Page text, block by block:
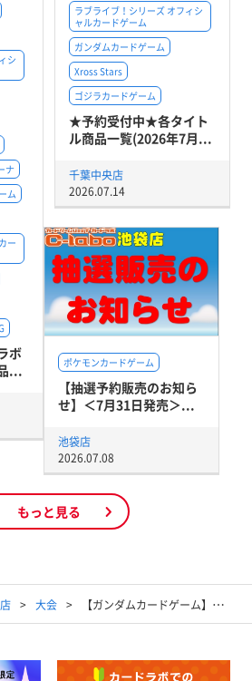
シ
ナ
ム
ー
ボ
...
ラブライブ！シリーズ オフィシ
ャルカードゲーム
ガンダムカードゲーム
Xross Stars
ゴジラカードゲーム
★予約受付中★各タイト
ル商品一覧(2026年7月...
千葉中央店
2026.07.14
ポケモンカードゲーム
【抽選予約販売のお知ら
せ】＜7月31日発売＞...
池袋店
2026.07.08
もっと見る
大会 【ガンダムカードゲーム】WORLD CHAMPIONSHIPS 26-27 店舗予選